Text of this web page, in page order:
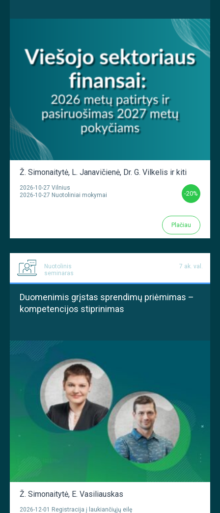
Ž. Simonaitytė, L. Janavičienė, Dr. G. Vilkelis ir kiti
2026-10-27 Vilnius
2026-10-27 Nuotoliniai mokymai
-20%
Plačiau
Nuotolinis
seminaras
7 ak. val.
Duomenimis grįstas sprendimų priėmimas –
kompetencijos stiprinimas
Ž. Simonaitytė, E. Vasiliauskas
2026-12-01 Registracija į laukiančiųjų eilę